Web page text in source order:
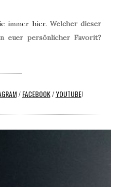
immer hier. Welcher dieser
euer persönlicher Favorit?
/FACEBOOK/YOUTUBE!